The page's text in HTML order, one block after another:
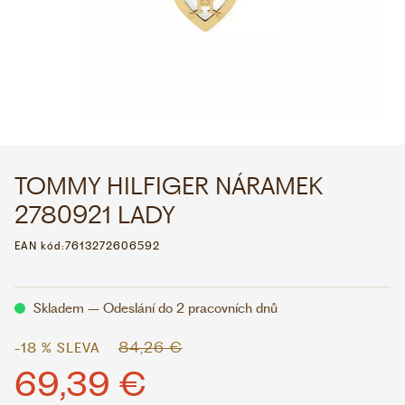
TOMMY HILFIGER NÁRAMEK
2780921 LADY
EAN kód:7613272606592
Skladem – Odeslání do 2 pracovních dnů
-18 % SLEVA 84,26 €
69,39 €